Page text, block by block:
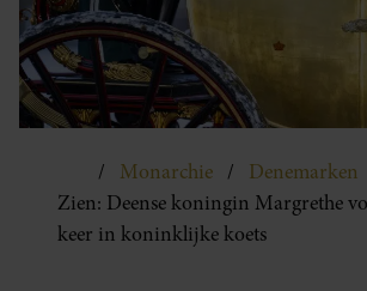
Monarchie
Denemarken
Zien: Deense koningin Margrethe
keer in koninklijke koets